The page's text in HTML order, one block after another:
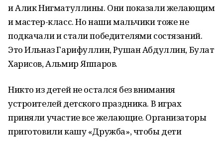
и Алик Нигматуллины. Они показали желающим
и мастер-класс. Но наши мальчики тоже не
подкачали и стали победителями состязаний.
Это Ильназ Гарифуллин, Рушан Абдуллин, Булат
Харисов, Альмир Яппаров.
Никто из детей не остался без внимания
устроителей детского праздника. В играх
приняли участие все желающие. Организаторы
приготовили кашу «Дружба», чтобы дети